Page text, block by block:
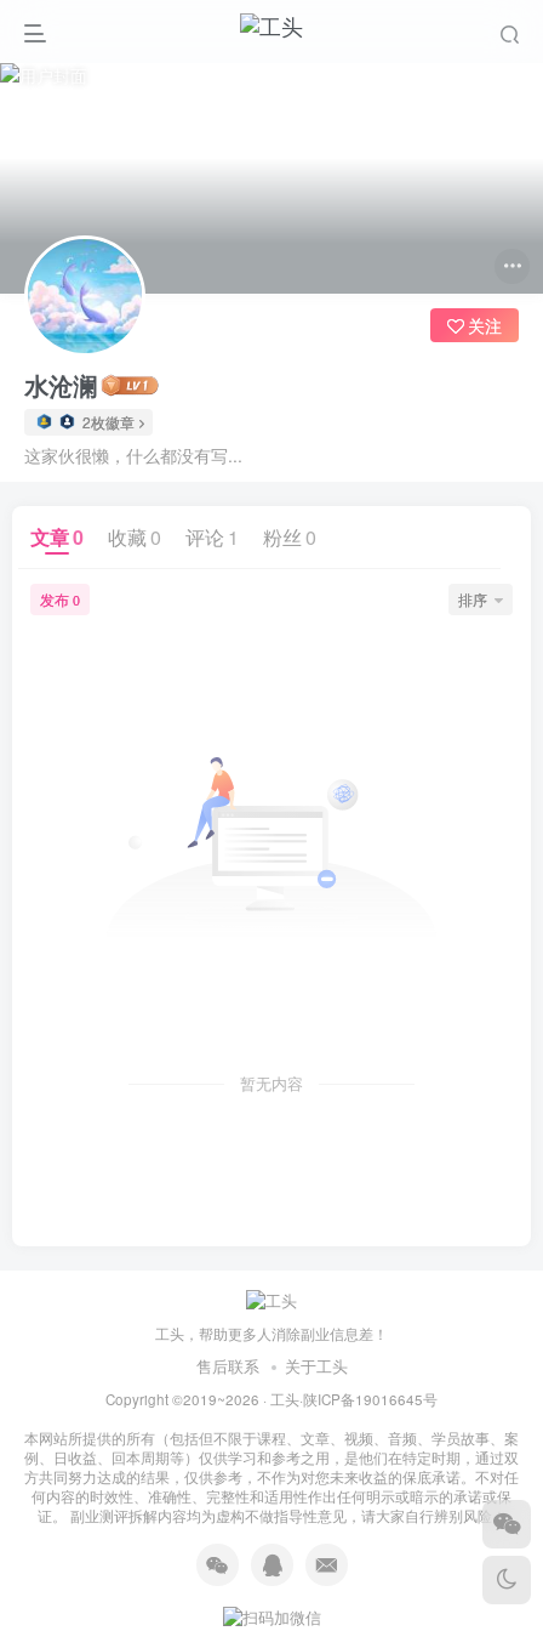
水沧澜
2枚徽章
这家伙很懒，什么都没有写...
关注
文章0 收藏 0 评论 1 粉丝 0
发布 0 排序
暂无内容
工头，帮助更多人消除副业信息差！
售后联系 关于工头
Copyright ©2019~2026 · 工头·陕ICP备19016645号
本网站所提供的所有（包括但不限于课程、文章、视频、音频、学员故事、案
例、日收益、回本周期等）仅供学习和参考之用，是他们在特定时期，通过双
方共同努力达成的结果，仅供参考，不作为对您未来收益的保底承诺。不对任
何内容的时效性、准确性、完整性和适用性作出任何明示或暗示的承诺或保
证。 副业测评拆解内容均为虚构不做指导性意见，请大家自行辨别风险！